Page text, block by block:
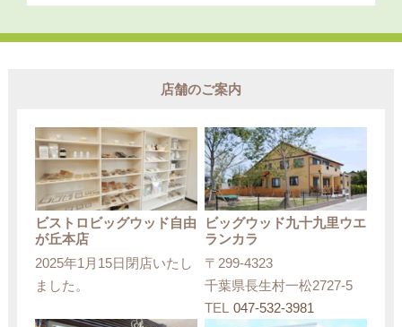
店舗のご案内
ビストロビッグウッド自由
が丘本店
2025年1月15日閉店いたし
ました。
ビッグウッド九十九里ウエ
ランカラ
〒299-4323
千葉県長生村一松2727-5
TEL 047-532-3981